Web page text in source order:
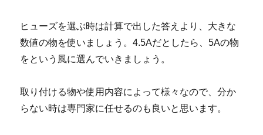
ヒューズを選ぶ時は計算で出した答えより、大きな
数値の物を使いましょう。4.5Aだとしたら、5Aの物
をという風に選んでいきましょう。
取り付ける物や使用内容によって様々なので、分か
らない時は専門家に任せるのも良いと思います。